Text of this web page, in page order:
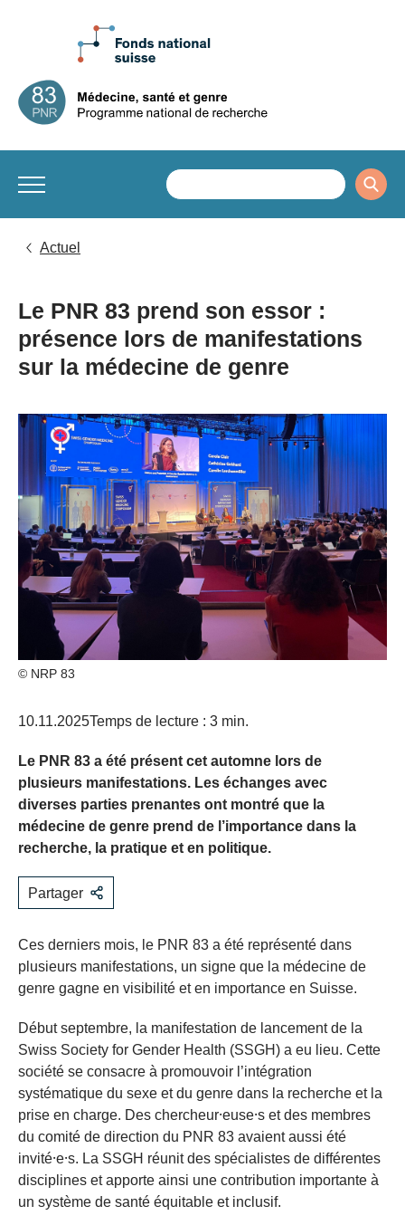
Actuel
Le PNR 83 prend son essor :
présence lors de manifestations
sur la médecine de genre
© NRP 83
10.11.2025Temps de lecture : 3 min.
Le PNR 83 a été présent cet automne lors de
plusieurs manifestations. Les échanges avec
diverses parties prenantes ont montré que la
médecine de genre prend de l’importance dans la
recherche, la pratique et en politique.
Partager
Ces derniers mois, le PNR 83 a été représenté dans
plusieurs manifestations, un signe que la médecine de
genre gagne en visibilité et en importance en Suisse.
Début septembre, la manifestation de lancement de la
Swiss Society for Gender Health (SSGH) a eu lieu. Cette
société se consacre à promouvoir l’intégration
systématique du sexe et du genre dans la recherche et la
prise en charge. Des chercheur⸱euse⸱s et des membres
du comité de direction du PNR 83 avaient aussi été
invité⸱e⸱s. La SSGH réunit des spécialistes de différentes
disciplines et apporte ainsi une contribution importante à
un système de santé équitable et inclusif.